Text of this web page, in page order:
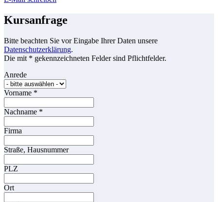
Kursanfrage
Bitte beachten Sie vor Eingabe Ihrer Daten unsere
Datenschutzerklärung.
Die mit * gekennzeichneten Felder sind Pflichtfelder.
Anrede
Vorname *
Nachname *
Firma
Straße, Hausnummer
PLZ
Ort